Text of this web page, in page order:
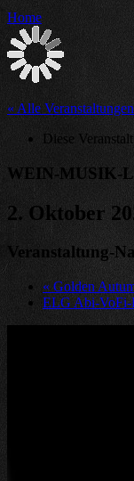
Home
« Alle Veranstaltungen
Diese
WEIN-MUSIK-
2. Oktober
Veranstaltung-
« Golden
ELG Abi-VoFi-